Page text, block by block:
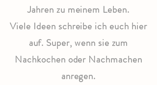
Jahren zu meinem Leben.
Viele Ideen schreibe ich euch hier
auf. Super, wenn sie zum
Nachkochen oder Nachmachen
anregen.